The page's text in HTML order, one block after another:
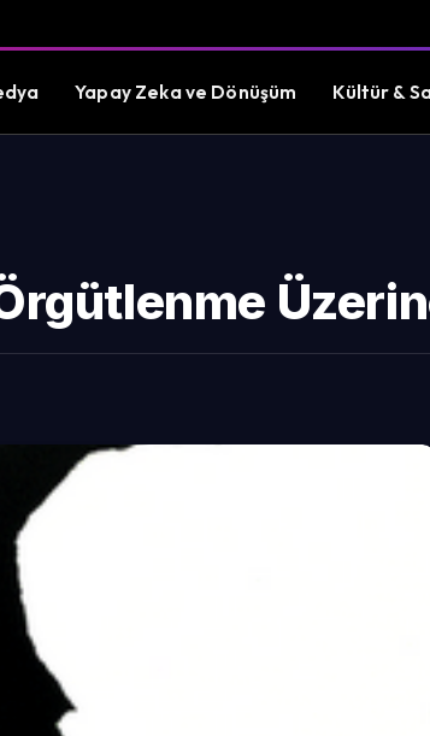
Yapay Zeka ve Dönüşüm Kültür &